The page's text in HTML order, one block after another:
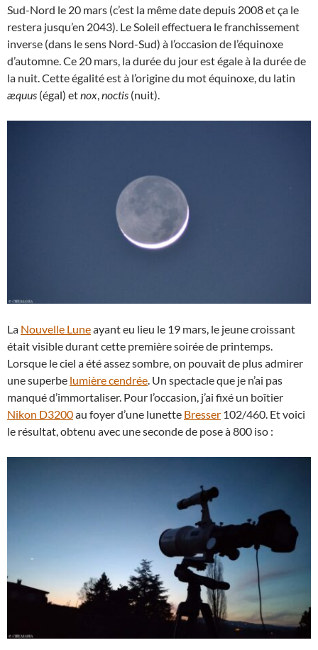
Sud-Nord le 20 mars (c’est la même date depuis 2008 et ça le
restera jusqu’en 2043). Le Soleil effectuera le franchissement
inverse (dans le sens Nord-Sud) à l’occasion de l’équinoxe
d’automne. Ce 20 mars, la durée du jour est égale à la durée de
la nuit. Cette égalité est à l’origine du mot équinoxe, du latin
æquus (égal) etnox noctis (nuit).
La Nouvelle Luneayant eu lieu le 19 mars, le jeune croissant
était visible durant cette première soirée de printemps.
Lorsque le ciel a été assez sombre, on pouvait de plus admirer
une superbe lumière cendrée . Un spectacle que je n’ai pas
manqué d’immortaliser. Pour l’occasion, j’ai fixé un boîtier
Nikon D3200au foyer d’une lunette Bresser 102/460. Et voici
le résultat, obtenu avec une seconde de pose à 800 iso :